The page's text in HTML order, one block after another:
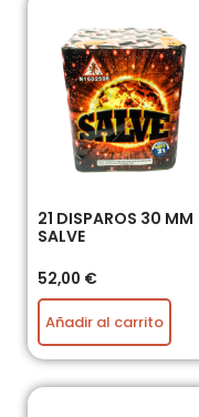
21 DISPAROS 30 MM
SALVE
52,00 €
Añadir al carrito